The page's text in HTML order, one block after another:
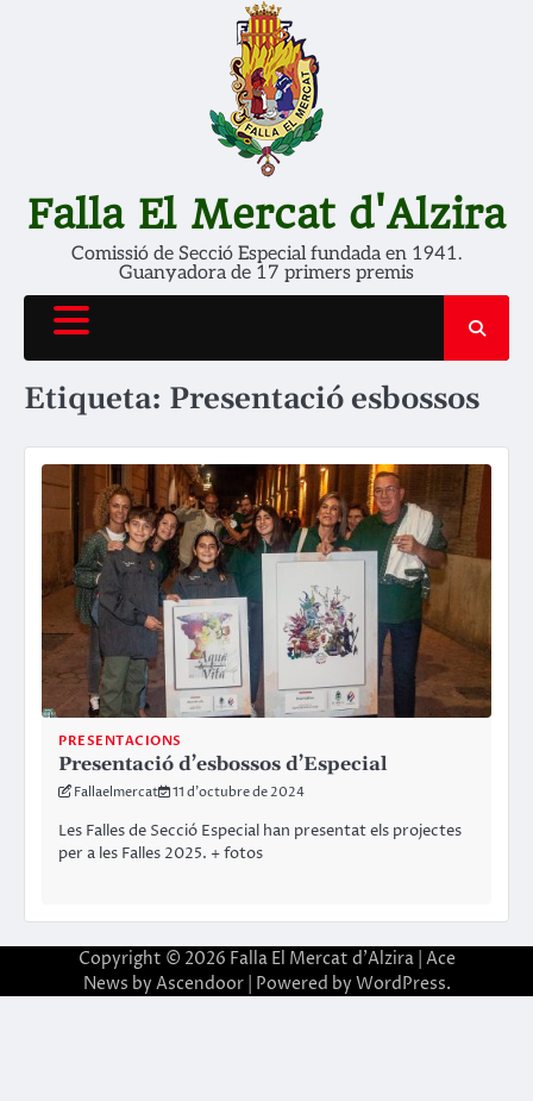
Falla El Mercat d'Alzira
Comissió de Secció Especial fundada en 1941.
Guanyadora de 17 primers premis
Etiqueta: Presentació esbossos
PRESENTACIONS
Presentació d’esbossos d’Especial
Fallaelmercat 11 d'octubre de 2024
Les Falles de Secció Especial han presentat els projectes
per a les Falles 2025. + fotos
Copyright © 2026 Falla El Mercat d'Alzira| Ace
News by Ascendoor| Powered by WordPress.